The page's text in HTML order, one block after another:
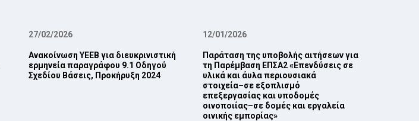
27/02/2026
Ανακοίνωση ΥΕΕΒ για διευκρινιστική
ερμηνεία παραγράφου 9.1 Οδηγού
Σχεδίου Βάσεις, Προκήρυξη 2024‎
12/01/2026
Παράταση της υποβολής αιτήσεων για
τη Παρέμβαση ΕΠ‎ΣΑ2 ‎«Επενδύσεις σε
υλικά και άυλα περιουσιακά
στοιχεία–σε εξοπλισμό
επεξεργασίας και ‎υποδομές
οινοποιίας–σε δομές και εργαλεία
οινικής εμπορίας»‎